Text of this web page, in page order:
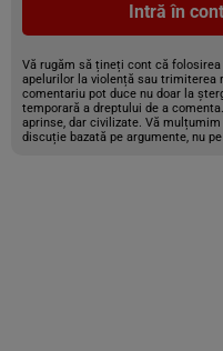
Intră în
Vă rugăm să țineți cont că
apelurilor la violență sau trimiterea
comentariu pot duce nu doar la
temporară a dreptului de a
aprinse, dar civilizate. Vă
discuție bazată pe argumente, nu